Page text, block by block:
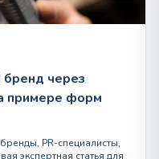
через
примере форм
PR-специалисты,
экспертная статья для